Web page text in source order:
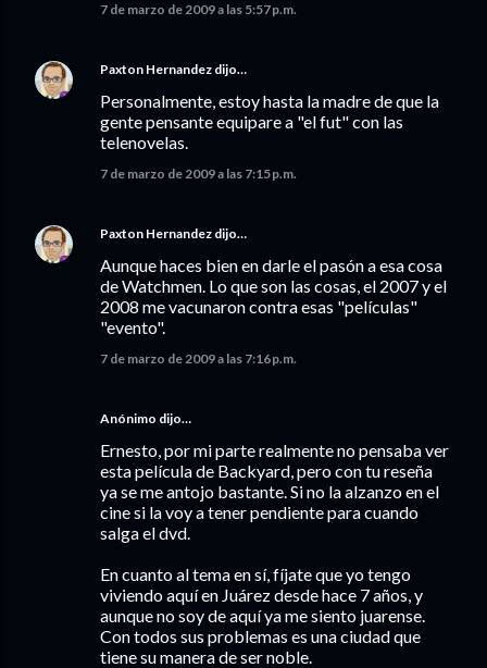
7 de marzo de 2009 a las 5:57 p.m.
Paxton Hernandez dijo…
Personalmente, estoy hasta la madre de que la
gente pensante equipare a "el fut" con las
telenovelas.
7 de marzo de 2009 a las 7:15 p.m.
Paxton Hernandez dijo…
Aunque haces bien en darle el pasón a esa cosa
de Watchmen. Lo que son las cosas, el 2007 y el
2008 me vacunaron contra esas "películas"
"evento".
7 de marzo de 2009 a las 7:16 p.m.
Anónimo dijo…
Ernesto, por mi parte realmente no pensaba ver
esta película de Backyard, pero con tu reseña
ya se me antojo bastante. Si no la alzanzo en el
cine si la voy a tener pendiente para cuando
salga el dvd.
En cuanto al tema en sí, fíjate que yo tengo
viviendo aquí en Juárez desde hace 7 años, y
aunque no soy de aquí ya me siento juarense.
Con todos sus problemas es una ciudad que
tiene su manera de ser noble.